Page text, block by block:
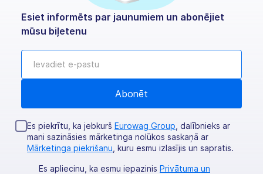
Esiet informēts par jaunumiem un abonējiet
mūsu biļetenu
Es piekrītu, ka jebkurš Eurowag Group , dalībnieks ar
mani sazināsies mārketinga nolūkos saskaņā ar
Mārketinga piekrišanu , kuru esmu izlasījis un sapratis.
Es apliecinu, ka esmu iepazinis Privātuma un